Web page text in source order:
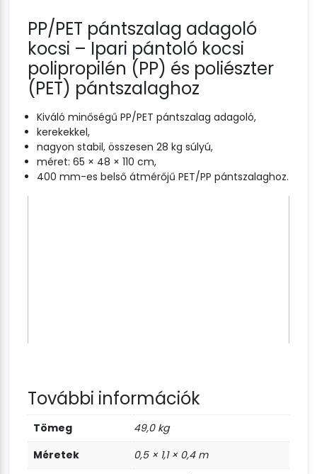
PP/PET pántszalag adagoló
kocsi – Ipari pántoló kocsi
polipropilén (PP) és poliészter
(PET) pántszalaghoz
Kiváló minőségű PP/PET pántszalag adagoló,
kerekekkel,
nagyon stabil, összesen 28 kg súlyú,
méret: 65 × 48 × 110 cm,
400 mm-es belső átmérőjű PET/PP pántszalaghoz.
További információk
Tömeg
49,0 kg
Méretek
0,5 × 1,1 × 0,4 m